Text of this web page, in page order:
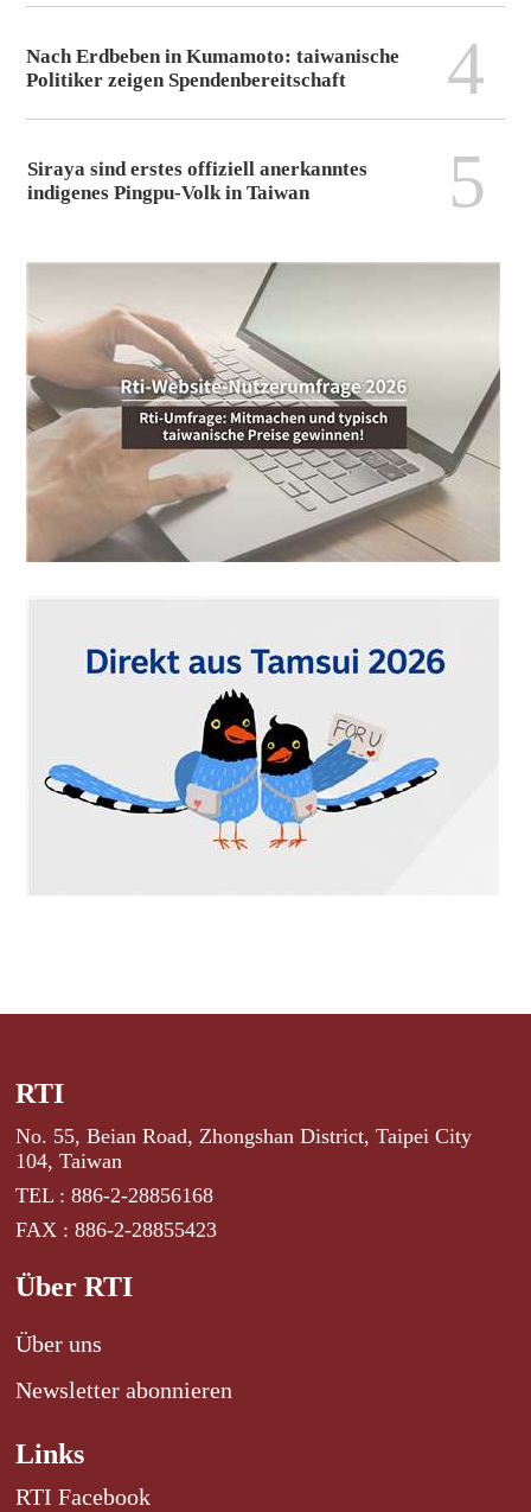
Nach Erdbeben in Kumamoto: taiwanische
Politiker zeigen Spendenbereitschaft
4
Siraya sind erstes offiziell anerkanntes
indigenes Pingpu-Volk in Taiwan
5
RTI
No. 55, Beian Road, Zhongshan District, Taipei City
104, Taiwan
TEL : 886-2-28856168
FAX : 886-2-28855423
Über RTI
Über uns
Newsletter abonnieren
Links
RTI Facebook